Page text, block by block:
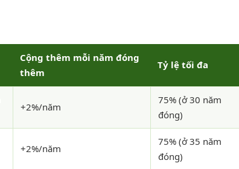
Cộng thêm mỗi năm đóng
thêm
Tỷ lệ tối đa
+2%/năm
75% (ở 30 năm
đóng)
+2%/năm
75% (ở 35 năm
đóng)